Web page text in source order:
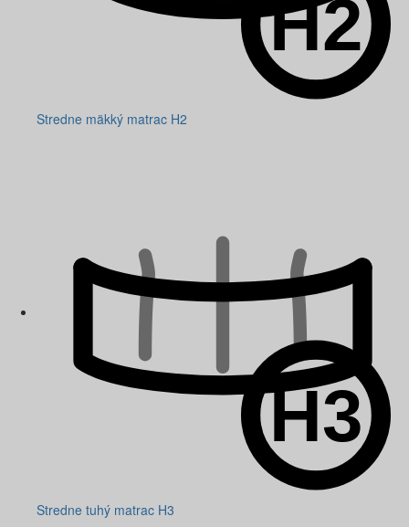
Stredne mäkký matrac H2
Stredne tuhý matrac H3